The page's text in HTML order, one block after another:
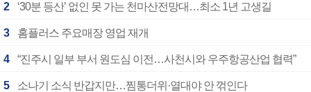
2 ‘30분 등산’ 없인 못 가는 천마산전망대…최소 1년 고생길
3 홈플러스 주요매장 영업 재개
4 “진주시 일부 부서 원도심 이전…사천시와 우주항공산업 협력”
5 소나기 소식 반갑지만…찜통더위·열대야 안 꺾인다